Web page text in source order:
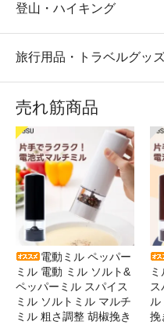
登山・ハイキング
旅行用品・トラベルグッ
売れ筋商品
電動ミル ペッパー
ミル 電動 ミル ソルト&
ペッパーミル スパイス
ミル ソルトミル マルチ
ミル 粗さ調整 胡椒挽き
ス
ル
挽